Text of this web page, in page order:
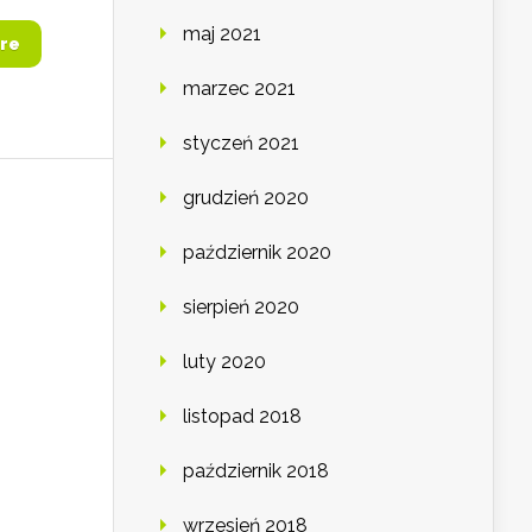
maj 2021
marzec 2021
styczeń 2021
grudzień 2020
październik 2020
sierpień 2020
luty 2020
listopad 2018
październik 2018
wrzesień 2018